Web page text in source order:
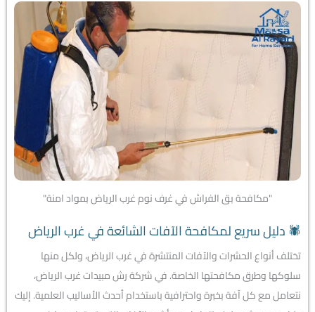
"مكافحة بق الفراش في غرف نوم غرب الرياض بمواد امنة"
🕷️ دليل سريع لمكافحة الآفات الشائعة في غرب الرياض
تختلف أنواع الحشرات والآفات المنتشرة في غرب الرياض، ولكل منها
سلوكها وطرق مكافحتها الخاصة. في شركة رش مبيدات غرب الرياض،
نتعامل مع كل آفة بخبرة واحترافية باستخدام أحدث الأساليب العلمية. إليك